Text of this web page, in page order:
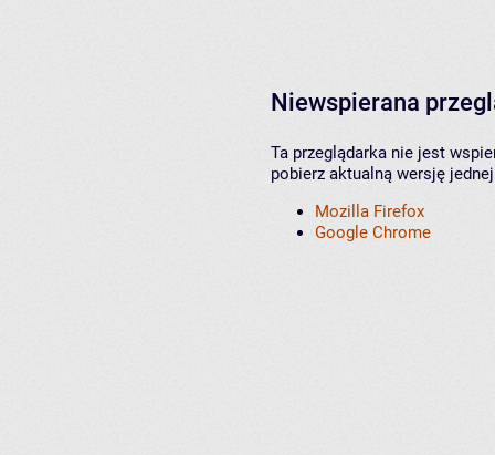
Niewspierana
Ta przeglądarka nie jest
pobierz aktualną wersję
Mozilla Firefox
Google Chrome